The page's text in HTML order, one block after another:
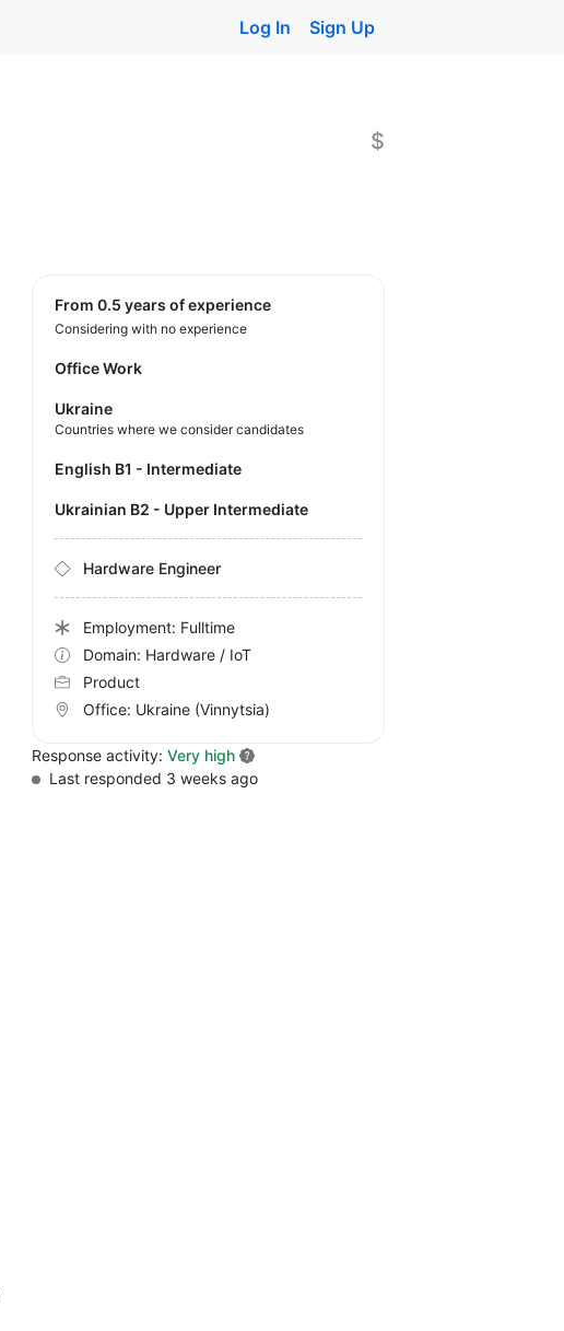
Log In Sign Up
$
from 0.5 years of experience
Considering with no experience
Office Work
Ukraine
Countries where we consider candidates
English B1 - Intermediate
Ukrainian B2 - Upper Intermediate
Hardware Engineer
Employment: Fulltime
Domain: Hardware / IoT
Product
Office: Ukraine (Vinnytsia)
Response activity:Very high
Last responded 3 weeks ago